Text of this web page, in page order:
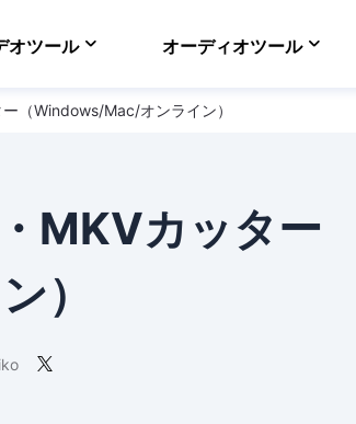
オツール
Video
オンラインで動画を
オーディオツール
（Windows/Mac/オンライン）
MKVカッター
）
